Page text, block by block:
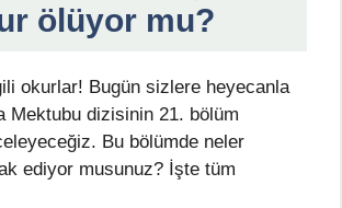
ölüyor mu?
okurlar! Bugün sizlere heyecanla
Mektubu dizisinin 21. bölüm
Bu bölümde neler
ediyor musunuz? İşte tüm